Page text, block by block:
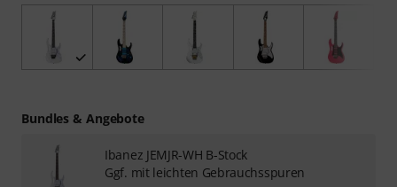
Bundles & Angebote
Ibanez JEMJR-WH B-Stock
Ggf. mit leichten Gebrauchsspuren